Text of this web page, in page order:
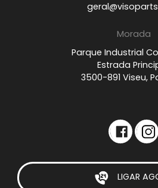
Morada
Parque Industrial
Estrada
3500-891 Viseu,
LIGAR